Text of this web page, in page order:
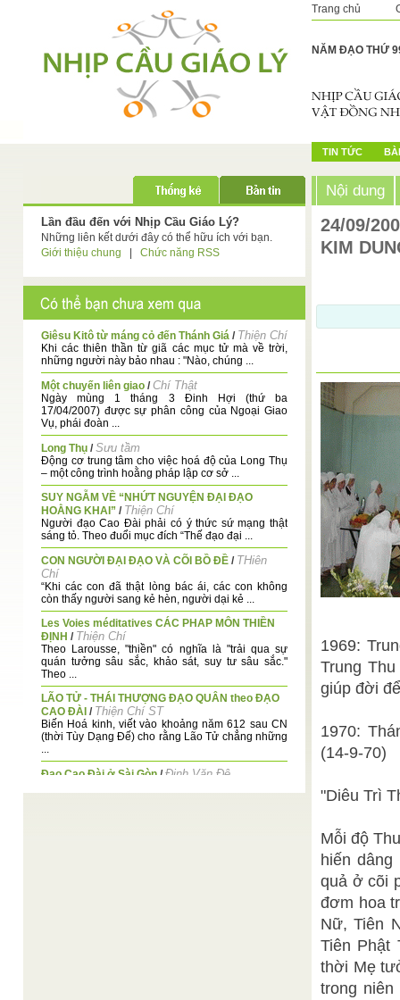
Trang chủ
NĂM ĐẠO THỨ
TIN TỨC
Lần đầu đến với Nhịp Cầu Giáo Lý?
Những liên kết dưới đây có thể hữu ích với bạn.
Giới thiệu chung
Chức năng RSS
Giêsu Kitô từ máng cỏ đến Thánh Giá / Thiện Chí
Khi các thiên thần từ giã các mục tử mà về trời,
những người này bảo nhau : "Nào, chúng ...
Một chuyến liên giao /Chí Thật
Ngày mùng 1 tháng 3 Đinh Hợi (thứ ba
17/04/2007) được sự phân công của Ngoại Giao
Vụ, phái đoàn ...
Long Thụ /Sưu tầm
Động cơ trung tâm cho việc hoá độ của Long Thụ
– một công trình hoằng pháp lập cơ sở ...
SUY NGẪM VỀ “NHỨT NGUYỆN ĐẠI ĐẠO
HOẰNG KHAI” / Thiện Chí
Người đạo Cao Đài phải có ý thức sứ mạng thật
sáng tỏ. Theo đuổi mục đích “Thế đạo đại ...
CON NGƯỜI ĐẠI ĐẠO VÀ CÕI BỒ ĐỀ / THiên
Chí
“Khi các con đã thật lòng bác ái, các con không
còn thấy người sang kẻ hèn, người dại kẻ ...
Les Voies méditatives CÁC PHAP MÔN THIỀN
ĐỊNH / Thiện Chí
Theo Larousse, "thiền" có nghĩa là "trải qua sự
quán tưởng sâu sắc, khảo sát, suy tư sâu sắc."
Theo ...
LÃO TỬ - THÁI THƯỢNG ĐẠO QUÂN theo ĐẠO
CAO ĐÀI / Thiện Chí ST
Biến Hoá kinh, viết vào khoảng năm 612 sau CN
(thời Tùy Dạng Đế) cho rằng Lão Tử chẳng những
...
Đạo Cao Đài ở Sài Gòn /Đinh Văn Đệ
Nội dung
24/09/
KIM
1969:
Trung
giúp đời
1970:
(14-9-70)
"Diêu Trì
Mỗi độ
hiến
quả ở cõi
đơm hoa
Nữ, Tiên
Tiên Phật
thời Mẹ
trong